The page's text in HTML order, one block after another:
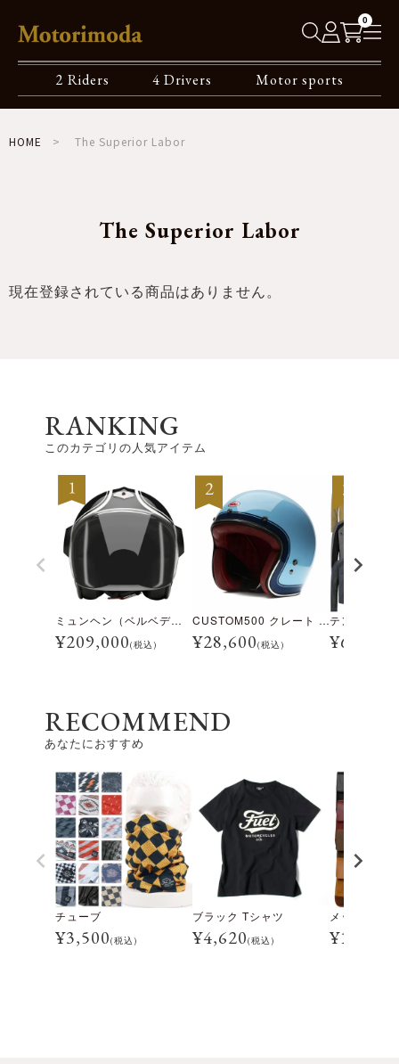
0
2 Riders 4 Drivers Motor sports
HOME The Superior Labor
The Superior Labor
現在登録されている商品はありません。
RANKING
このカテゴリの人気アイテム
ミュンヘン（ベルベデーレ）
¥209,000(税込)
CUSTOM500 クレート アイスブルー
¥28,600(税込) ¥69,300
RECOMMEND
あなたにおすすめ
チューブ
¥3,500(税込)
ブラック Tシャツ
¥4,620(税込)
メッセンジ
¥16,500